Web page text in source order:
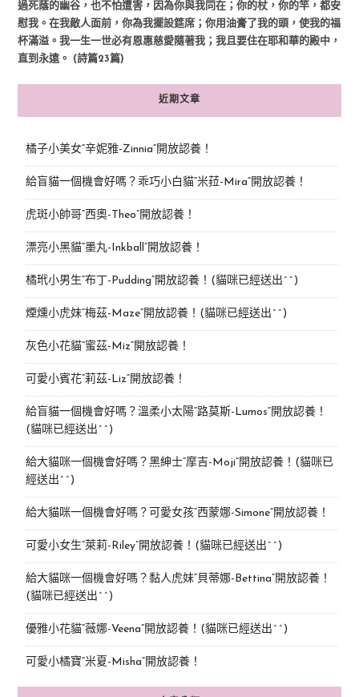
過死蔭的幽谷，也不怕遭害，因為你與我同在；你的杖，你的竿，都安
慰我。在我敵人面前，你為我擺設筵席；你用油膏了我的頭，使我的福
杯滿溢。我一生一世必有恩惠慈愛隨著我；我且要住在耶和華的殿中，
直到永遠。 (詩篇23篇)
近期文章
橘子小美女“辛妮雅-Zinnia”開放認養！
給盲貓一個機會好嗎？乖巧小白貓“米菈-Mira”開放認養！
虎斑小帥哥“西奧-Theo”開放認養！
漂亮小黑貓“墨丸-Inkball”開放認養！
橘玳小男生“布丁-Pudding”開放認養！(貓咪已經送出^^)
煙燻小虎妹“梅茲-Maze”開放認養！(貓咪已經送出^^)
灰色小花貓“蜜茲-Miz”開放認養！
可愛小賓花“莉茲-Liz”開放認養！
給盲貓一個機會好嗎？溫柔小太陽“路莫斯-Lumos”開放認養！
(貓咪已經送出^^)
給大貓咪一個機會好嗎？黑紳士“摩吉-Moji”開放認養！(貓咪已
經送出^^)
給大貓咪一個機會好嗎？可愛女孩“西蒙娜-Simone“開放認養！
可愛小女生“萊莉-Riley”開放認養！(貓咪已經送出^^)
給大貓咪一個機會好嗎？黏人虎妹“貝蒂娜-Bettina”開放認養！
(貓咪已經送出^^)
優雅小花貓“薇娜-Veena”開放認養！(貓咪已經送出^^)
可愛小橘寶”米夏-Misha”開放認養！